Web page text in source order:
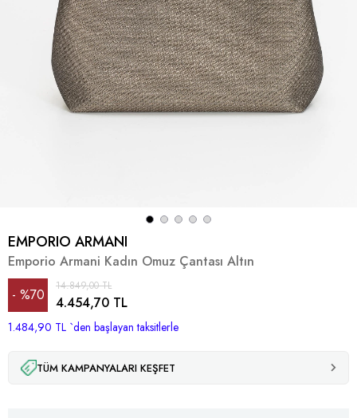
EMPORIO ARMANI
Emporio Armani Kadın Omuz Çantası Altın
%70
İndirim
14.849,00 TL
4.454,70 TL
1.484,90 TL `den başlayan taksitlerle
TÜM KAMPANYALARI KEŞFET